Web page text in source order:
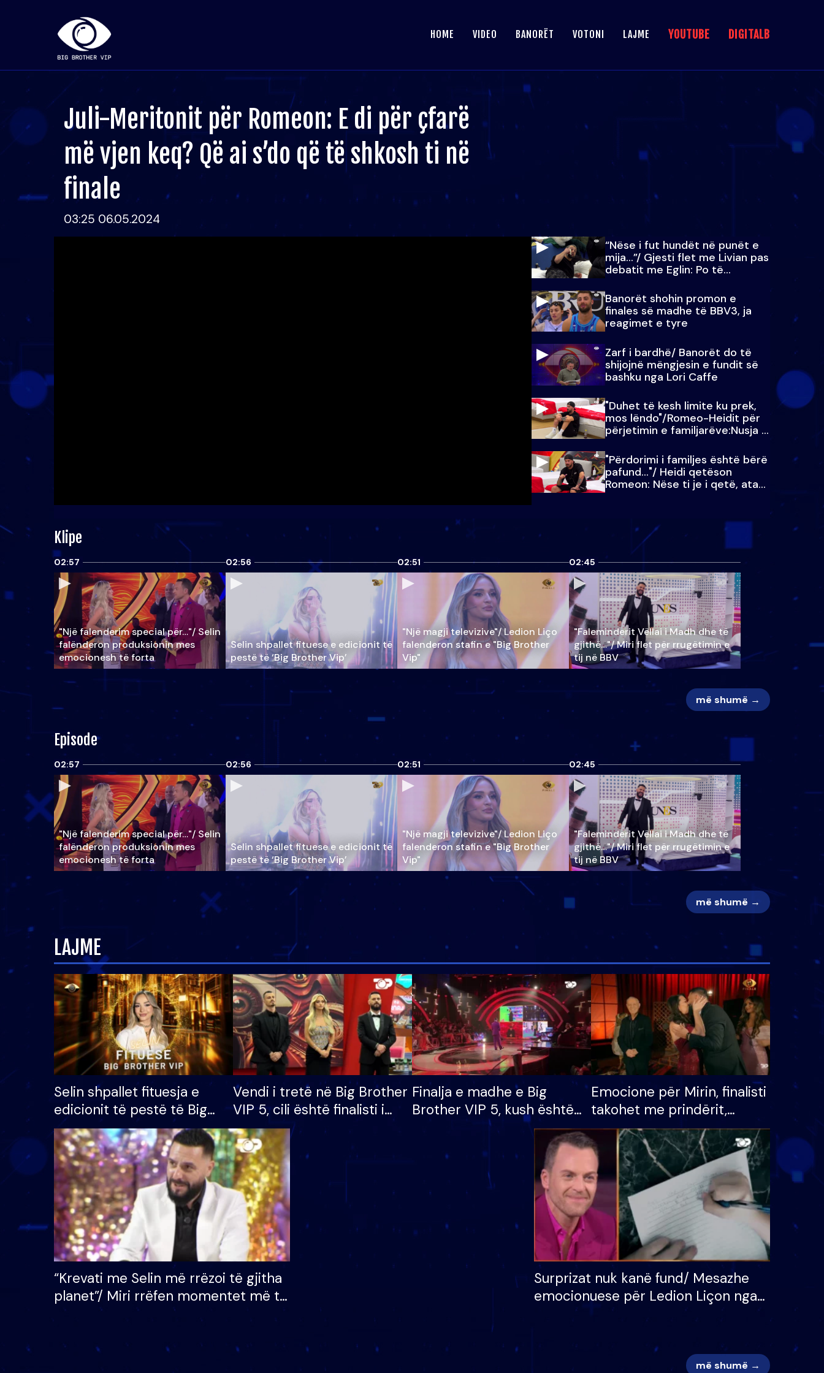
HOME VIDEO BANORËT VOTONI LAJME YOUTUBE DIGITALB
Juli-Meritonit për Romeon: E di për çfarë
më vjen keq? Që ai s’do që të shkosh ti në
finale
03:25 06.05.2024
“Nëse i fut hundët në punët e
mija…”/ Gjesti flet me Livian pas
debatit me Eglin: Po të
paralajmëroj
Banorët shohin promon e
finales së madhe të BBV3, ja
reagimet e tyre
Zarf i bardhë/ Banorët do të
shijojnë mëngjesin e fundit së
bashku nga Lori Caffe
"Duhet të kesh limite ku prek,
mos lëndo"/Romeo-Heidit për
përjetimin e familjarëve:Nusja e
Julit…
"Përdorimi i familjes është bërë
pafund…"/ Heidi qetëson
Romeon: Nëse ti je i qetë, ata
qetësohen
Klipe
02:57
"Një falenderim special për…"/ Selin
falënderon produksionin mes
emocionesh të forta
02:56
Selin shpallet fituese e edicionit të
pestë të ‘Big Brother Vip’
02:51
"Një magji televizive"/ Ledion Liço
falenderon stafin e "Big Brother
Vip"
02:45
"Faleminderit Vëllai i Madh dhe të
gjithë…"/ Miri flet për rrugëtimin e
tij në BBV
më shumë →
Episode
02:57
"Një falenderim special për…"/ Selin
falënderon produksionin mes
emocionesh të forta
02:56
Selin shpallet fituese e edicionit të
pestë të ‘Big Brother Vip’
02:51
"Një magji televizive"/ Ledion Liço
falenderon stafin e "Big Brother
Vip"
02:45
"Faleminderit Vëllai i Madh dhe të
gjithë…"/ Miri flet për rrugëtimin e
tij në BBV
më shumë →
LAJME
Selin shpallet fituesja e
edicionit të pestë të Big
Brother VIP, rrëmben
çmimin e madh prej 100
mijë eurosh
Vendi i tretë në Big Brother
VIP 5, cili është finalisti i
radhës që lë shtëpinë
Finalja e madhe e Big
Brother VIP 5, kush është
banori i parë që lë shtëpinë
dhe humb mundësinë për
të fituar çmimin e madh
Emocione për Mirin, finalisti
takohet me prindërit,
vajzën dhe bashkëshorten:
S’kemi ndonjë letër divorci
apo jo?
“Krevati me Selin më rrëzoi të gjitha
planet”/ Miri rrëfen momentet më të
bukura në shtëpinë e BB VIP: Do më
Surprizat nuk kanë fund/ Mesazhe
emocionuese për Ledion Liçon nga
nëna dhe fëmijët e tij, moderatori
më shumë →